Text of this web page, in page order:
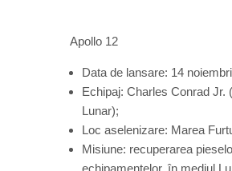
Apollo 12
Data de lansare: 14
Echipaj: Charles Conrad Jr.
Lunar);
Loc aselenizare: Marea
Misiune: recuperarea
echipamentelor, în mediul